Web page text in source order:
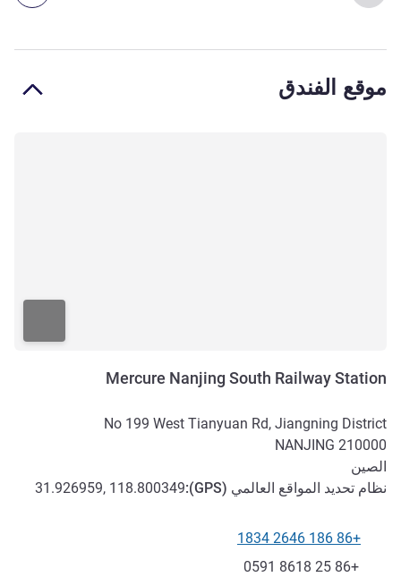
موقع الفندق
Mercure Nanjing South Railway Station
No 199 West Tianyuan Rd, Jiangning District
210000
NANJING
الصين
نظام تحديد المواقع العالمي (GPS
):
31.926959, 118.800349
الهاتف
+86 186 2646 1834
فاكس
+86 25 8618 0591